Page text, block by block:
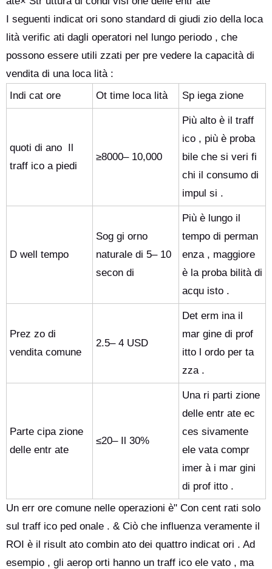
I seguenti indicat ori sono standard di giudi zio della loca
lità verific ati dagli operatori nel lungo periodo , che
possono essere utili zzati per pre vedere la capacità di
vendita di una loca lità :
Indi cat ore
Ot time loca lità Sp iega zione
quoti di ano Il
traff ico a piedi
≥8000– 10,000
Più alto è il traff
ico , più è proba
bile che si veri fi
chi il consumo di
impul si .
D well tempo
Sog gi orno
naturale di 5– 10
secon di
Più è lungo il
tempo di perman
enza , maggiore
è la proba bilità di
acqu isto .
Prez zo di
vendita comune
2.5– 4 USD
Det erm ina il
mar gine di prof
itto l ordo per ta
zza .
Parte cipa zione
delle entr ate
≤20– Il 30%
Una ri parti zione
delle entr ate ec
ces sivamente
ele vata compr
imer à i mar gini
di prof itto .
Un err ore comune nelle operazioni è" Con cent rati solo
sul traff ico ped onale . & Ciò che influenza veramente il
ROI è il risult ato combin ato dei quattro indicat ori . Ad
esempio , gli aerop orti hanno un traff ico ele vato , ma